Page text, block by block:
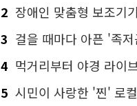
2 장애인 맞춤형 보조기기 최대 3년간 무
3 걸을 때마다 아픈 '족저근막염'…무작정
4 먹거리부터 야경 라이브까지…망원
5 시민이 사랑한 '찐' 로컬 명소 어디? '